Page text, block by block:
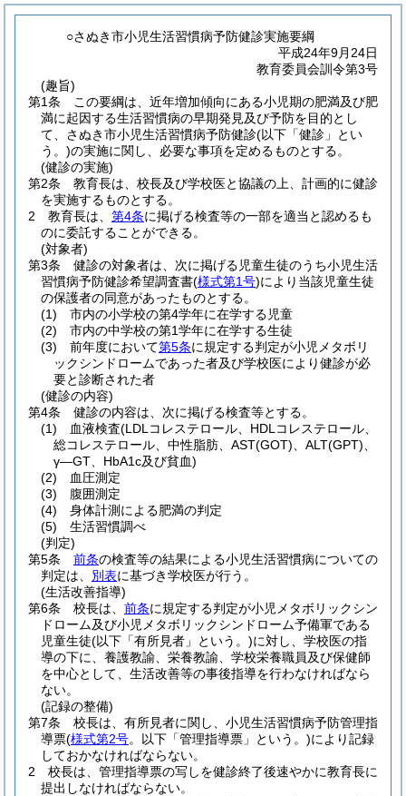
○さぬき市小児生活習慣病予防健診実施要綱
平成24年9月24日
教育委員会訓令第3号
(趣旨)
第1条
この要綱は、近年増加傾向にある小児期の肥満及び肥
満に起因する生活習慣病の早期発見及び予防を目的とし
て、さぬき市小児生活習慣病予防健診(以下「健診」とい
う。)の実施に関し、必要な事項を定めるものとする。
(健診の実施)
第2条
教育長は、校長及び学校医と協議の上、計画的に健診
を実施するものとする。
2
教育長は、 第4条に掲げる検査等の一部を適当と認めるも
のに委託することができる。
(対象者)
第3条
健診の対象者は、次に掲げる児童生徒のうち小児生活
習慣病予防健診希望調査書(様式第1号)により当該児童生徒
の保護者の同意があったものとする。
(1)
市内の小学校の第4学年に在学する児童
(2)
市内の中学校の第1学年に在学する生徒
(3)
前年度において第5条に規定する判定が小児メタボリ
ックシンドロームであった者及び学校医により健診が必
要と診断された者
(健診の内容)
第4条
健診の内容は、次に掲げる検査等とする。
(1)
血液検査(LDLコレステロール、HDLコレステロール、
総コレステロール、中性脂肪、AST(GOT) 、ALT(GPT)
γ―GT、HbA1c及び貧血)
(2)
血圧測定
(3)
腹囲測定
(4)
身体計測による肥満の判定
(5)
生活習慣調べ
(判定)
第5条
前条の検査等の結果による小児生活習慣病についての
判定は、 別表に基づき学校医が行う。
(生活改善指導)
第6条
校長は、 前条に規定する判定が小児メタボリックシン
ドローム及び小児メタボリックシンドローム予備軍である
児童生徒(以下「有所見者」という。)に対し、学校医の指
導の下に、養護教諭、栄養教諭、学校栄養職員及び保健師
を中心として、生活改善等の事後指導を行わなければなら
ない。
(記録の整備)
第7条
校長は、有所見者に関し、小児生活習慣病予防管理指
導票(様式第2号。以下「管理指導票」という。)により記録
しておかなければならない。
2
校長は、管理指導票の写しを健診終了後速やかに教育長に
提出しなければならない。